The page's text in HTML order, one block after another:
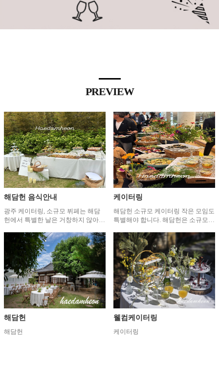
PREVIEW
해담헌 음식안내
광주 케이터링, 소규모 뷔페는 해담
헌에서 특별한 날은 거창하지 않아도
그리고 따뜻한 분위기만 있다면 그
순간은 오래도록 기억됩니다. 해담헌
은 광주·전남 지역을 중
케이터링
해담헌 소규모 케이터링 작은 모임도
특별해야 합니다. 해담헌은 소규모
가득한 케이터링을 준비합니다. 브라
이덜 샤워, 생일파티, 돌잔치, 집들이,
기업 미팅, 원데이 클래스, 프
해담헌
해담헌
웰컴케이터링
케이터링